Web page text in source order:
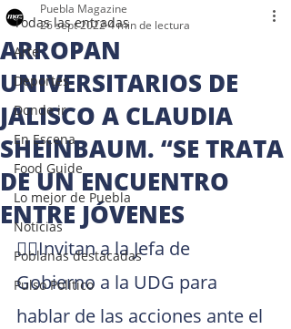
Todas las entradas
Arte
Deportes
Donde ir
En Escena
Food Guide
Lo mejor de Puebla
Noticias
Poblanas destacadas
Pulso Político
ARROPAN
UNIVERSITARIOS DE
JALISCO A CLAUDIA
SHEINBAUM. “SE TRATA
DE UN ENCUENTRO
ENTRE JÓVENES
Puebla Magazine
26 sept 20224 min de lectura
👉🏻Invitan a la Jefa de
Gobierno a la UDG para
hablar de las acciones ante el